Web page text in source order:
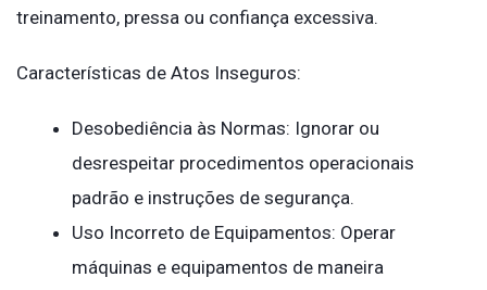
treinamento, pressa ou confiança excessiva.
Características de Atos Inseguros:
Desobediência às Normas: Ignorar ou
desrespeitar procedimentos operacionais
padrão e instruções de segurança.
Uso Incorreto de Equipamentos: Operar
máquinas e equipamentos de maneira